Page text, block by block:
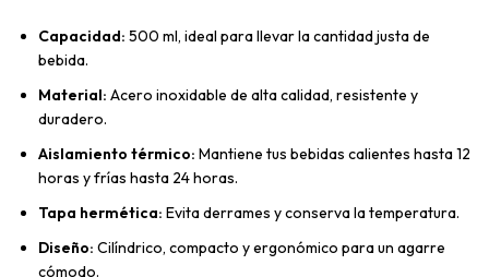
Capacidad: 500 ml, ideal para llevar la cantidad justa de
bebida.
Material: Acero inoxidable de alta calidad, resistente y
duradero.
Aislamiento térmico: Mantiene tus bebidas calientes hasta 12
horas y frías hasta 24 horas.
Tapa hermética: Evita derrames y conserva la temperatura.
Diseño: Cilíndrico, compacto y ergonómico para un agarre
cómodo.